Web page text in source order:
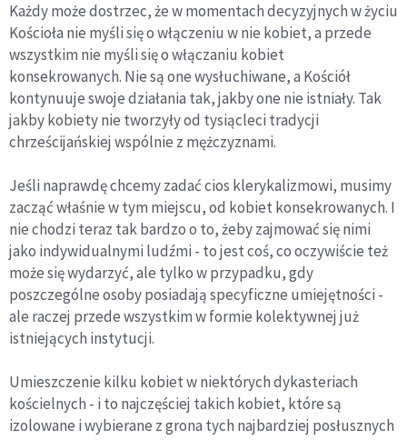
Każdy może dostrzec, że w momentach decyzyjnych w życiu
Kościoła nie myśli się o włączeniu w nie kobiet, a przede
wszystkim nie myśli się o włączaniu kobiet
konsekrowanych. Nie są one wysłuchiwane, a Kościół
kontynuuje swoje działania tak, jakby one nie istniały. Tak
jakby kobiety nie tworzyły od tysiącleci tradycji
chrześcijańskiej wspólnie z mężczyznami.
Jeśli naprawdę chcemy zadać cios klerykalizmowi, musimy
zacząć właśnie w tym miejscu, od kobiet konsekrowanych. I
nie chodzi teraz tak bardzo o to, żeby zajmować się nimi
jako indywidualnymi ludźmi - to jest coś, co oczywiście też
może się wydarzyć, ale tylko w przypadku, gdy
poszczególne osoby posiadają specyficzne umiejętności -
ale raczej przede wszystkim w formie kolektywnej już
istniejących instytucji.
Umieszczenie kilku kobiet w niektórych dykasteriach
kościelnych - i to najczęściej takich kobiet, które są
izolowane i wybierane z grona tych najbardziej posłusznych